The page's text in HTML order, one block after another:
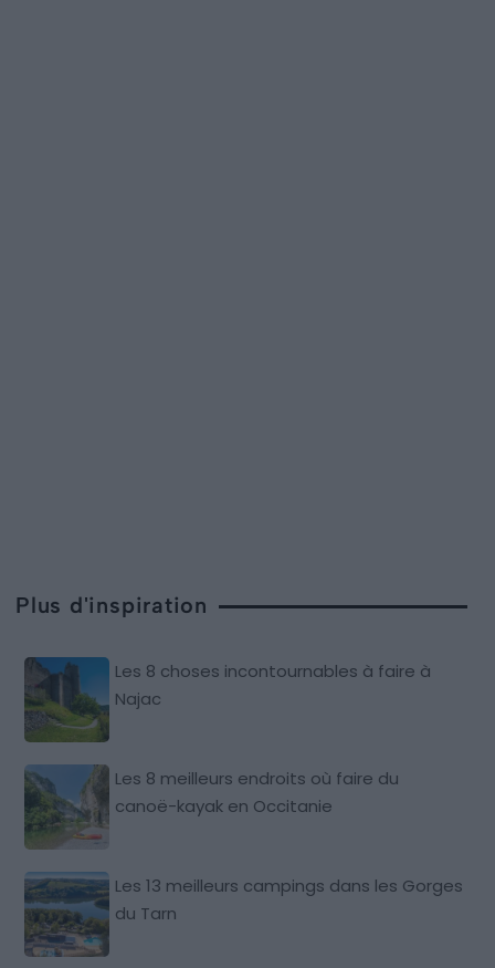
Plus d'inspiration
Les 8 choses incontournables à faire à
Najac
Les 8 meilleurs endroits où faire du
canoë-kayak en Occitanie
Les 13 meilleurs campings dans les Gorges
du Tarn